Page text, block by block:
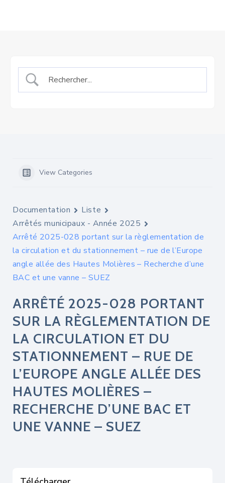
View Categories
Documentation
Liste
Arrêtés municipaux - Année 2025
Arrêté 2025-028 portant sur la règlementation de
la circulation et du stationnement – rue de l’Europe
angle allée des Hautes Molières – Recherche d’une
BAC et une vanne – SUEZ
ARRÊTÉ 2025-028 PORTANT
SUR LA RÈGLEMENTATION DE
LA CIRCULATION ET DU
STATIONNEMENT – RUE DE
L’EUROPE ANGLE ALLÉE DES
HAUTES MOLIÈRES –
RECHERCHE D’UNE BAC ET
UNE VANNE – SUEZ